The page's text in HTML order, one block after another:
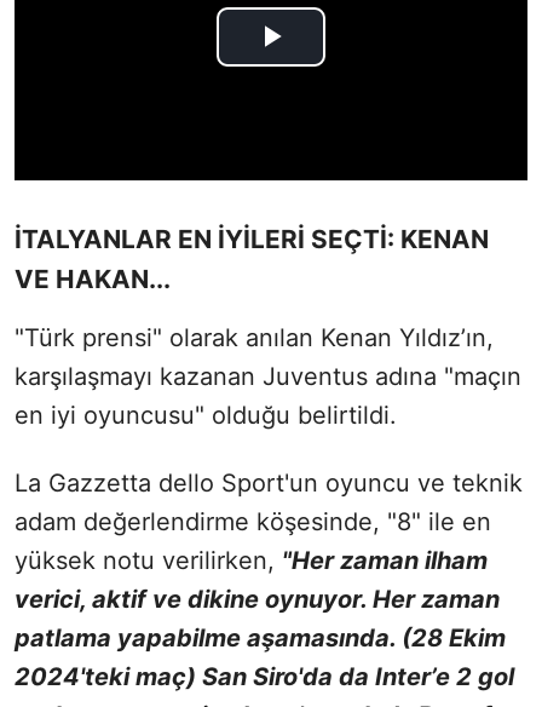
İTALYANLAR EN İYİLERİ SEÇTİ: KENAN
VE HAKAN...
"Türk prensi" olarak anılan Kenan Yıldız’ın,
karşılaşmayı kazanan Juventus adına "maçın
en iyi oyuncusu" olduğu belirtildi.
La Gazzetta dello Sport'un oyuncu ve teknik
adam değerlendirme köşesinde, "8" ile en
yüksek notu verilirken, "Her zaman ilham
verici, aktif ve dikine oynuyor. Her zaman
patlama yapabilme aşamasında. (28 Ekim
2024'teki maç) San Siro'da da Inter’e 2 gol